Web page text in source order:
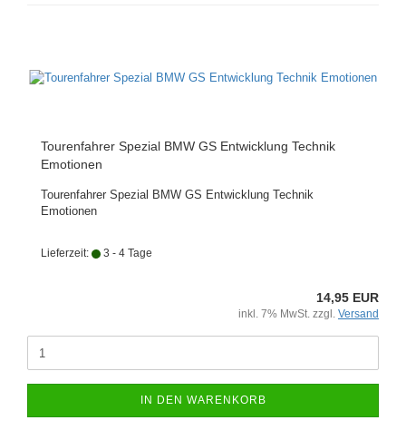
Tourenfahrer Spezial BMW GS Entwicklung Technik
Emotionen
Tourenfahrer Spezial BMW GS Entwicklung Technik
Emotionen
Lieferzeit: 3 - 4 Tage
14,95 EUR
inkl. 7% MwSt. zzgl. Versand
IN DEN WARENKORB